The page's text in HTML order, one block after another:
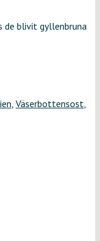
de blivit gyllenbruna
Väserbottensost